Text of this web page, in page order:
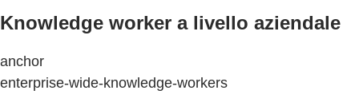
Knowledge worker a livello aziendale
anchor
enterprise-wide-knowledge-workers